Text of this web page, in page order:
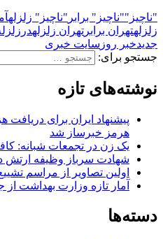
"ناچیز""ناچیز" برابر "ناچیز" زلزله
زلزلهتهران برابر تهران زلزلهدر
جدیدخبر روز سایت خبری
جستجو برای:
نوشته‌های تازه
پیشنهاد ایران برای دریافت
هرمز خبرساز شد
یک زن در تجمعات شبانه:
شهادت سرباز وظیفه ارتش
اولین تصاویر از مراسم
آمار تازه وزارت بهداشت از
دسته‌ها